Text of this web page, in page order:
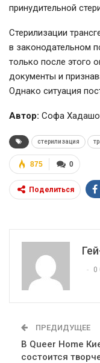
принудительной
Стерилизации
в законодательном
только после этого
документы и
Однако ситуация
Автор: Софа
стерилизация
0
875
Поделиться
0
ПРЕДИДУЩЕЕ
В Queer Home
состоится